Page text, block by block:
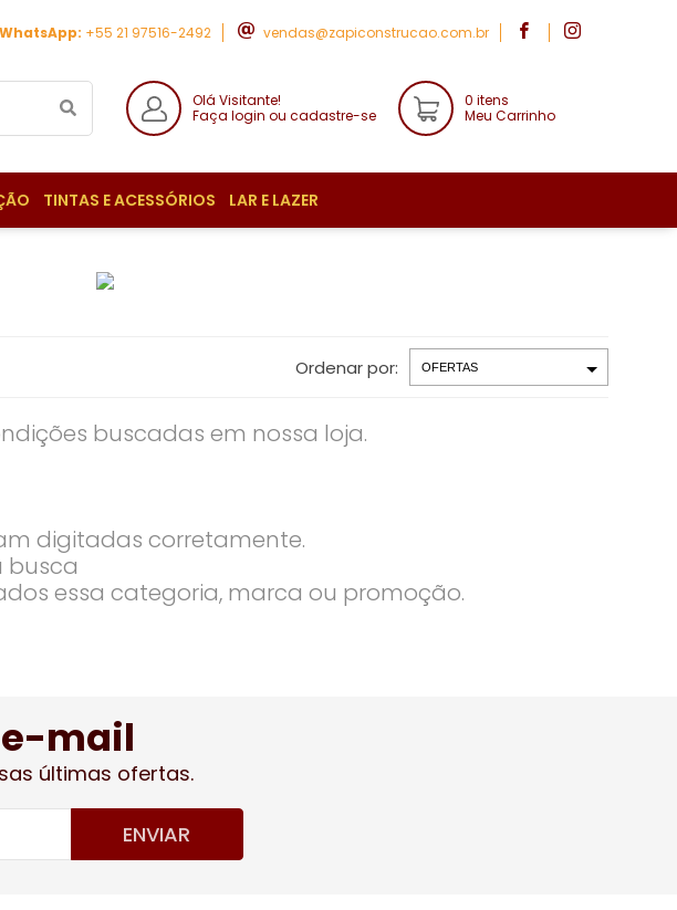
WhatsApp: +55 21 97516-2492 vendas@zapiconstrucao.com.br
Olá Visitante!
Faça login ou cadastre-se
0 itens
Meu Carrinho
TINTAS E ACESSÓRIOS LAR E LAZER
Ordenar por:
buscadas em nossa loja.
digitadas corretamente.
busca
essa categoria, marca ou promoção.
mail
últimas ofertas.
ENVIAR